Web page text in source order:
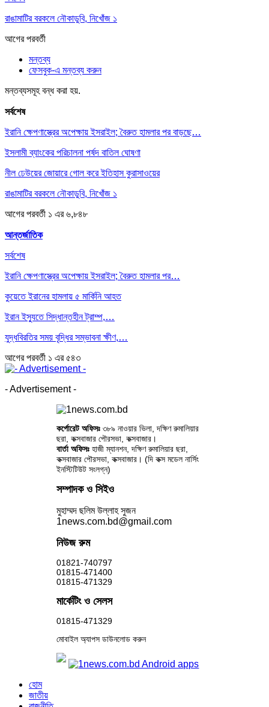
রাঙামাটির বরকলে নৌকাডুবি, নিখোঁজ ১
আগেরপরবর্তী
মন্তব্য
ফেসবুক-এ মন্তব্য করুন
মন্তব্যসমূহ বন্ধ করা হয়.
সর্বশেষ
ইরানি ক্ষেপণাস্ত্রের অপেক্ষায় ইসরাইল; বৈরুত হামলার পর বাড়ছে…
ইসলামী ব্যাংকের পরিচালনা পর্ষদ বাতিল ঘোষণা
নীল ঢেউয়ের জোয়ারে গোল করে ইতিহাস কুরাসাওয়ের
রাঙামাটির বরকলে নৌকাডুবি, নিখোঁজ ১
আগেরপরবর্তী ১ এর ৬,৮৪৮
আন্তর্জাতিক
সর্বশেষ
ইরানি ক্ষেপণাস্ত্রের অপেক্ষায় ইসরাইল; বৈরুত হামলার পর…
কুয়েতে ইরানের হামলায় ৫ মার্কিনি আহত
ইরান ইস্যুতে সিদ্ধান্তহীন ট্রাম্প,…
যুদ্ধবিরতির সময় বৃদ্ধির সম্ভাবনা ক্ষীণ,…
আগেরপরবর্তী ১ এর ৫৪৩
- Advertisement -
কর্পোরেট অফিসঃ ৩৮৯ নাওয়ার ভিলা, দক্ষিণ রুমালিয়ার
ছরা, কক্সবাজার পৌরসভা, কক্সবাজার।
বার্তা অফিসঃহাজী ম্যানশন, দক্ষিণ রুমালিয়ার ছরা,
কক্সবাজার পৌরসভা, কক্সবাজার। (দি কক্স মডেল নার্সিং
ইনস্টিটিউট সংলগ্ন)
সম্পাদক ও সিইও
মুহাম্মদ ছলিম উল্লাহ সুজন
1news.com.bd@gmail.com
নিউজ রুম
01821-740797
01815-471400
01815-471329
মার্কেটিং ও সেলস
01815-471329
মোবাইল অ্যাপস ডাউনলোড করুন
হোম
জাতীয়